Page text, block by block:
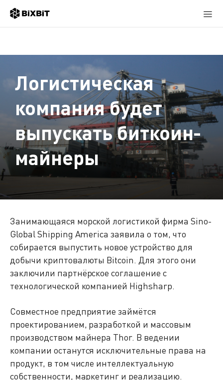
Логистическая
компания будет
выпускать биткоин-
майнеры
Занимающаяся морской логистикой фирма Sino-
Global Shipping America заявила о том, что
собирается выпустить новое устройство для
добычи криптовалюты Bitcoin. Для этого они
заключили партнёрское соглашение с
технологической компанией Highsharp.
Совместное предприятие займётся
проектированием, разработкой и массовым
производством майнера Thor. В ведении
компании останутся исключительные права на
продукт, в том числе интеллектуальную
собственности, маркетинг и реализацию.